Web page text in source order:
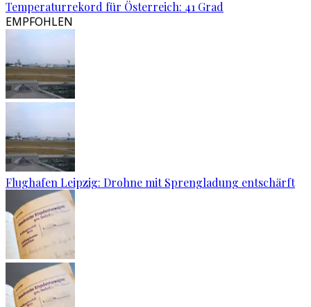
Temperaturrekord für Österreich: 41 Grad
EMPFOHLEN
Flughafen Leipzig: Drohne mit Sprengladung entschärft